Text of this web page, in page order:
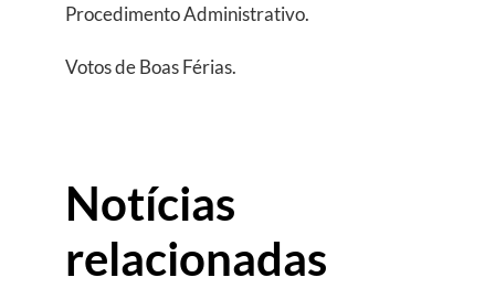
Procedimento Administrativo.
Votos de Boas Férias.
Notícias
relacionadas